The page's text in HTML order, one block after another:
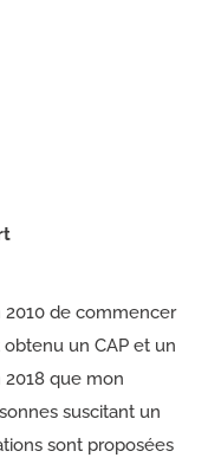
2010 de commencer
un CAP et un
2018 que mon
suscitant un
sont proposées